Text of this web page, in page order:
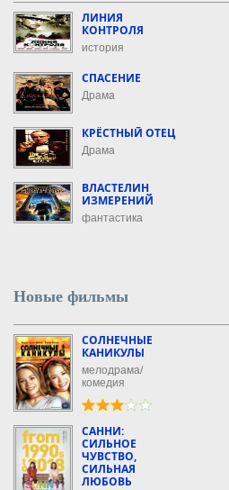
ЛИНИЯ
КОНТРОЛЯ
история
СПАСЕНИЕ
Драма
КРЁСТНЫЙ ОТЕЦ
Драма
ВЛАСТЕЛИН
ИЗМЕРЕНИЙ
фантастика
Новые фильмы
СОЛНЕЧНЫЕ
КАНИКУЛЫ
мелодрама/
комедия
САННИ:
СИЛЬНОЕ
ЧУВСТВО,
СИЛЬНАЯ
ЛЮБОВЬ